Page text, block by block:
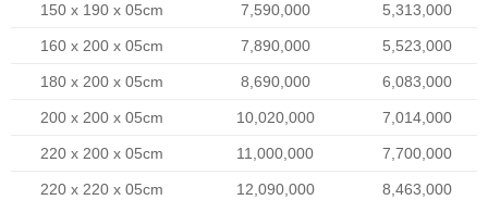
150 x 190 x 05cm 7,590,000 5,313,000
160 x 200 x 05cm 7,890,000 5,523,000
180 x 200 x 05cm 8,690,000 6,083,000
200 x 200 x 05cm 10,020,000 7,014,000
220 x 200 x 05cm 11,000,000 7,700,000
220 x 220 x 05cm 12,090,000 8,463,000